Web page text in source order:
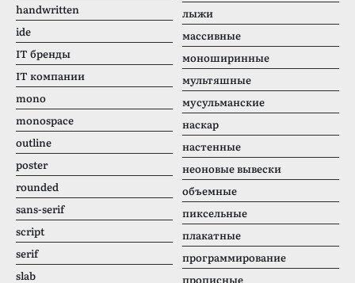
handwritten
ide
IT бренды
IT компании
mono
monospace
outline
poster
rounded
sans-serif
script
serif
slab
лыжи
массивные
моноширинные
мультяшные
мусульманские
наскар
настенные
неоновые вывески
объемные
пиксельные
плакатные
программирование
прописные